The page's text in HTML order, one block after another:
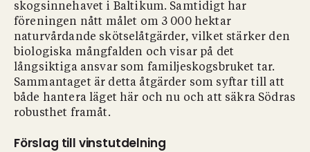
skogsinnehavet i Baltikum. Samtidigt har
föreningen nått målet om 3 000 hektar
naturvårdande skötselåtgärder, vilket stärker den
biologiska mångfalden och visar på det
långsiktiga ansvar som familjeskogsbruket tar.
Sammantaget är detta åtgärder som syftar till att
både hantera läget här och nu och att säkra Södras
robusthet framåt.
Förslag till vinstutdelning